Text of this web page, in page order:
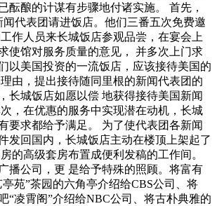
酝酿的计谋有步骤地付诸实施。 首先，
闻代表团请进饭店。他们三番五次免费邀
作人员来长城饭店参观品尝，在宴会上
使馆对服务质量的意见， 并多次上门求
以美国投资的一流饭店，应该接待美国的
由，提出接待随同里根的新闻代表团的
长城饭店如愿以偿 地获得接待美国新闻
，在优惠的服务中实现潜在动机，长城
要求都给予满足。 为了使代表团各新闻
发回国内，长城饭店主动在楼顶上架起了
的高级套房布置成便利发稿的工作间。
播公司，更 是给予特殊的照顾。将富有
苑”茶园的六角亭介绍给CBS公司、将
“凌霄阁”介绍给NBC公司、将古朴典雅的